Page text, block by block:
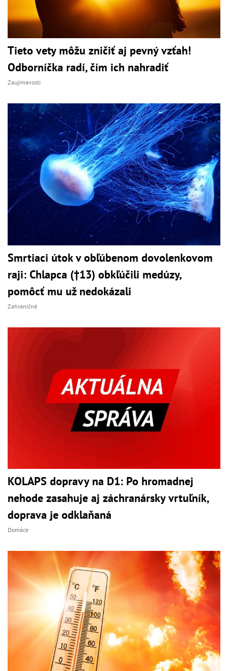
Tieto vety môžu zničiť aj pevný vzťah!
Odborníčka radí, čím ich nahradiť
Zaujímavosti
Smrtiaci útok v obľúbenom dovolenkovom
raji: Chlapca (†13) obkľúčili medúzy,
pomôcť mu už nedokázali
Zahraničné
KOLAPS dopravy na D1: Po hromadnej
nehode zasahuje aj záchranársky vrtuľník,
doprava je odklaňaná
Domáce